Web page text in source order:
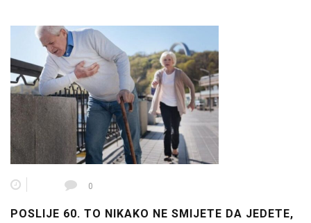
0
POSLIJE 60. TO NIKAKO NE SMIJETE DA JEDETE,